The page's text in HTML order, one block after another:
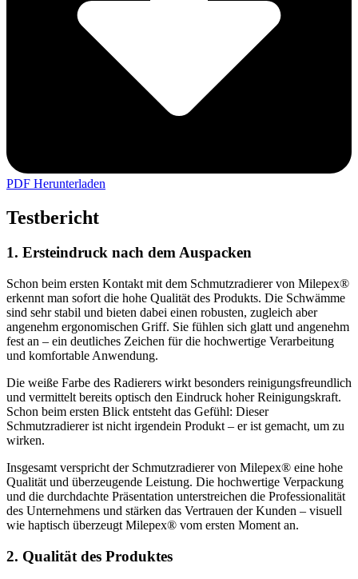
PDF Herunterladen
Testbericht
1. Ersteindruck nach dem Auspacken
Schon beim ersten Kontakt mit dem Schmutzradierer von Milepex®
erkennt man sofort die hohe Qualität des Produkts. Die Schwämme
sind sehr stabil und bieten dabei einen robusten, zugleich aber
angenehm ergonomischen Griff. Sie fühlen sich glatt und angenehm
fest an – ein deutliches Zeichen für die hochwertige Verarbeitung
und komfortable Anwendung.
Die weiße Farbe des Radierers wirkt besonders reinigungsfreundlich
und vermittelt bereits optisch den Eindruck hoher Reinigungskraft.
Schon beim ersten Blick entsteht das Gefühl: Dieser
Schmutzradierer ist nicht irgendein Produkt – er ist gemacht, um zu
wirken.
Insgesamt verspricht der Schmutzradierer von Milepex® eine hohe
Qualität und überzeugende Leistung. Die hochwertige Verpackung
und die durchdachte Präsentation unterstreichen die Professionalität
des Unternehmens und stärken das Vertrauen der Kunden – visuell
wie haptisch überzeugt Milepex® vom ersten Moment an.
2. Qualität des Produktes